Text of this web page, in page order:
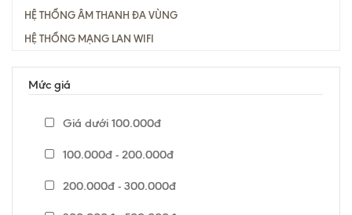
HỆ THỐNG ÂM THANH ĐA VÙNG
HỆ THỐNG MẠNG LAN WIFI
Mức giá
Giá dưới 100.000đ
100.000đ - 200.000đ
200.000đ - 300.000đ